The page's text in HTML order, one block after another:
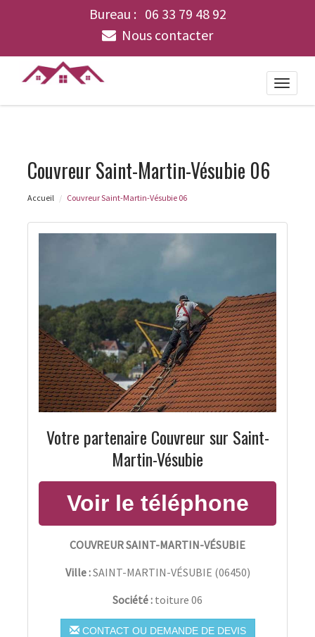
Bureau : 06 33 79 48 92
Nous contacter
Toggle
Couvreur Saint-Martin-Vésubie 06
Accueil Couvreur Saint-Martin-Vésubie 06
Votre partenaire Couvreur sur Saint-
Martin-Vésubie
COUVREUR SAINT-MARTIN-VÉSUBIE
Ville :SAINT-MARTIN-VÉSUBIE (06450)
Société : toiture 06
CONTACT OU DEMANDE DE DEVIS